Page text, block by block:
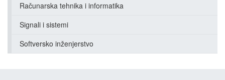
Računarska tehnika i informatika
Signali i sistemi
Softversko inženjerstvo